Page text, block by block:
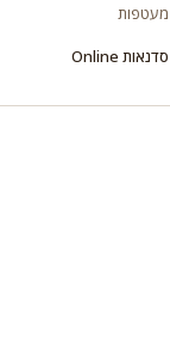
מעטפות
סדנאות Online